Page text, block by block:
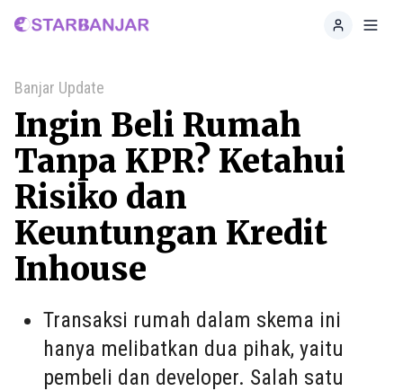
Home
Banjar Update
Ingin Beli Rumah
Tanpa KPR? Ketahui
Risiko dan
Keuntungan Kredit
Inhouse
Transaksi rumah dalam skema ini
hanya melibatkan dua pihak, yaitu
pembeli dan developer. Salah satu